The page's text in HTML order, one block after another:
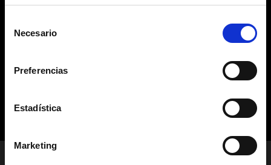
Necesario
Preferencias
Estadística
Marketing